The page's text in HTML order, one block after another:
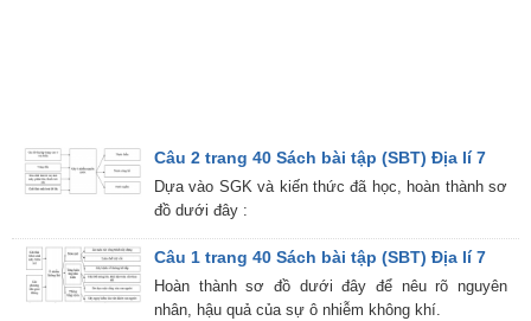
Câu 2 trang 40 Sách bài tập (SBT) Địa lí 7
Dựa vào SGK và kiến thức đã học, hoàn thành sơ
đồ dưới đây :
Câu 1 trang 40 Sách bài tập (SBT) Địa lí 7
Hoàn thành sơ đồ dưới đây để nêu rõ nguyên
nhân, hậu quả của sự ô nhiễm không khí.